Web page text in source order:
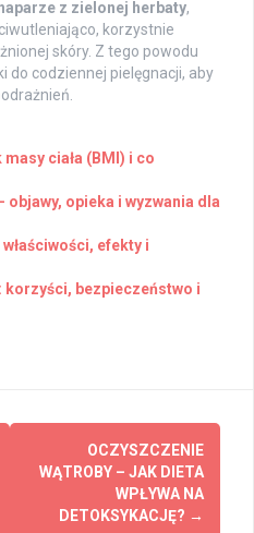
z zielonej herbaty,
korzystnie
skóry. Z tego powodu
do codziennej pielęgnacji, aby
ciała (BMI) i co
objawy, opieka i wyzwania dla
efekty i
korzyści, bezpieczeństwo i
OCZYSZCZENIE
WĄTROBY – JAK DIETA
WPŁYWA NA
DETOKSYKACJĘ? →